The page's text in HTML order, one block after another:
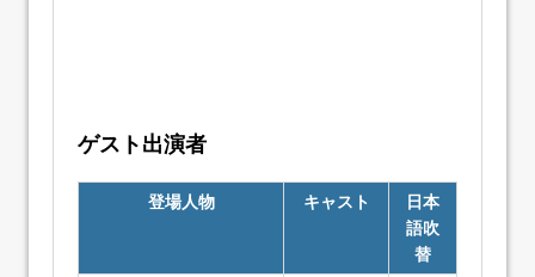
ゲスト出演者
登場人物 キャスト
日本
語吹
替